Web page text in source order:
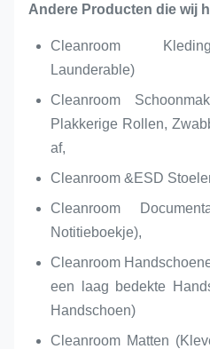
Andere Producten die wij
Cleanroom
Launderable)
Cleanroom
Plakkerige Rollen,
af,
Cleanroom &ESD
Cleanroom
Notitieboekje),
Cleanroom
een laag bedekte
Handschoen)
Cleanroom Matten